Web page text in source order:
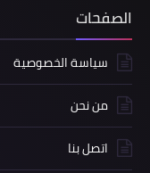
الصفحات
سياسة الخصوصية
من نحن
اتصل بنا